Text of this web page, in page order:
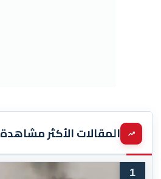
المقالات الأكثر مشاهدة
1